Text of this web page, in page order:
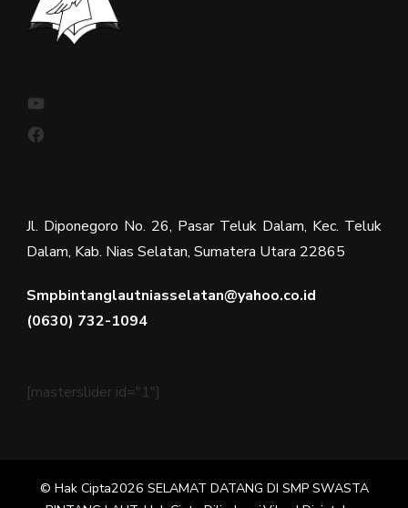
Jl. Diponegoro No. 26, Pasar Teluk Dalam, Kec. Teluk
Dalam, Kab. Nias Selatan, Sumatera Utara 22865
Smpbintanglautniasselatan@yahoo.co.id
(0630) 732-1094
[masterslider id="1"]
© Hak Cipta2026 SELAMAT DATANG DI SMP SWASTA